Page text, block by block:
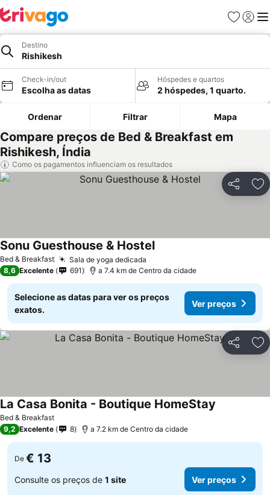
Favoritos
Iniciar
Destino
Rishikesh
Check-in/out
Escolha as datas
Hóspedes e quartos
2 hóspedes, 1 quarto.
Ordenar Filtrar Mapa
Compare preços de Bed & Breakfast em
Rishikesh, Índia
Como os pagamentos influenciam os resultados
Partilhar
Bed & Breakfast Sala de yoga dedicada
Sonu Guesthouse & Hostel
8,6 Excelente 691 a 7.4 km de Centro da cidade
Selecione as datas para ver os preços
exatos.
Ver preços
Partilhar
Bed & Breakfast
La Casa Bonita - Boutique HomeStay
9,2 Excelente 8 a 7.2 km de Centro da cidade
De € 13
Consulte os preços de 1 site Ver preços